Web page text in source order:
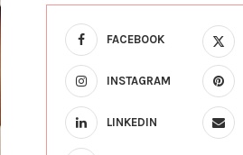
FACEBOOK
INSTAGRAM
LINKEDIN